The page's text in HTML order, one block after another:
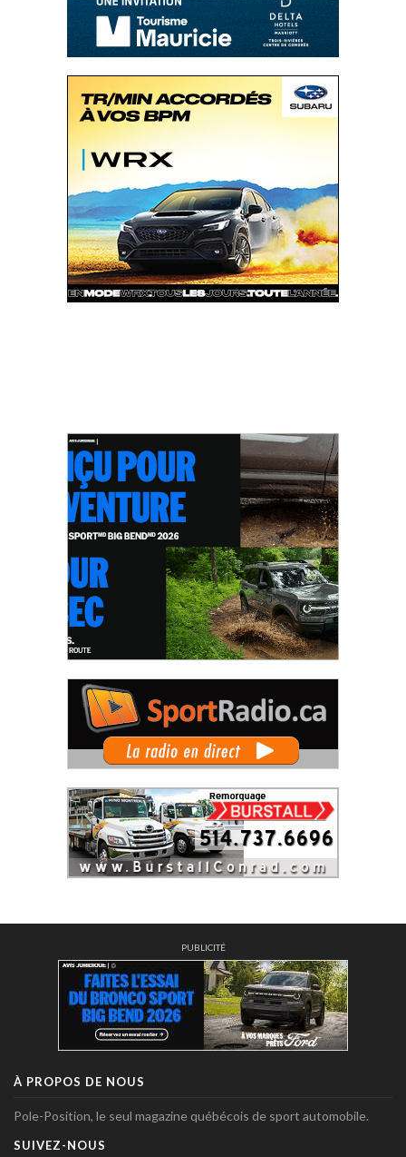
PUBLICITÉ
À PROPOS DE NOUS
Pole-Position, le seul magazine québécois de sport automobile.
SUIVEZ-NOUS